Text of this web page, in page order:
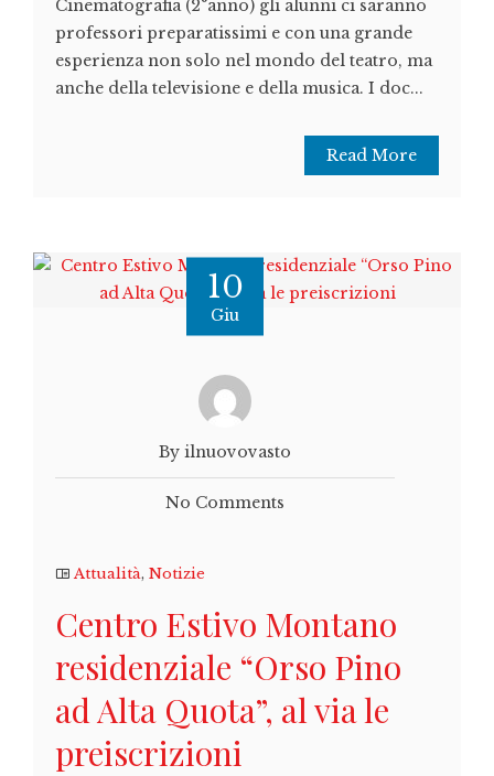
Cinematografia (2°anno) gli alunni ci saranno
professori preparatissimi e con una grande
esperienza non solo nel mondo del teatro, ma
anche della televisione e della musica. I doc...
Read More
10
Giu
By ilnuovovasto
No Comments
Attualità, Notizie
Centro Estivo Montano
residenziale “Orso Pino
ad Alta Quota”, al via le
preiscrizioni